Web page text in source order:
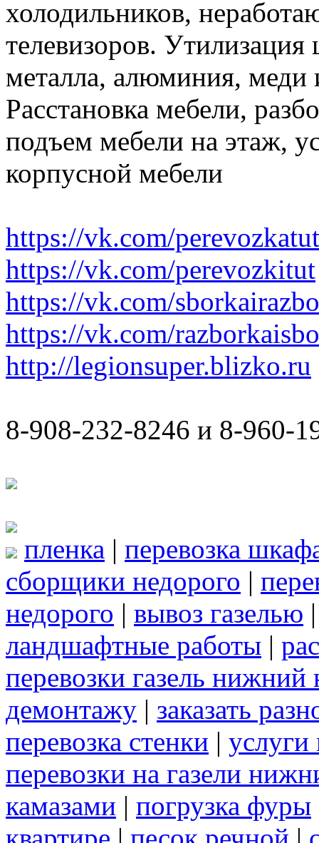
холодильников,
телевизоров. Утилизация
металла, алюминия, меди
Расстановка мебели,
подъем мебели на этаж,
корпусной мебели
https://vk.com/perevozkatut
https://vk.com/perevozkitut
https://vk.com/
https://vk.com/
http://legionsuper.blizko.ru
8-908-232-8246 и 8-960-
пленка | перевозка
сборщики недорого |
недорого | вывоз газелью
ландшафтные работы |
перевозки газель нижний
демонтажу | заказать
перевозка стенки | услуги
перевозки на газели
камазами | погрузка фуры